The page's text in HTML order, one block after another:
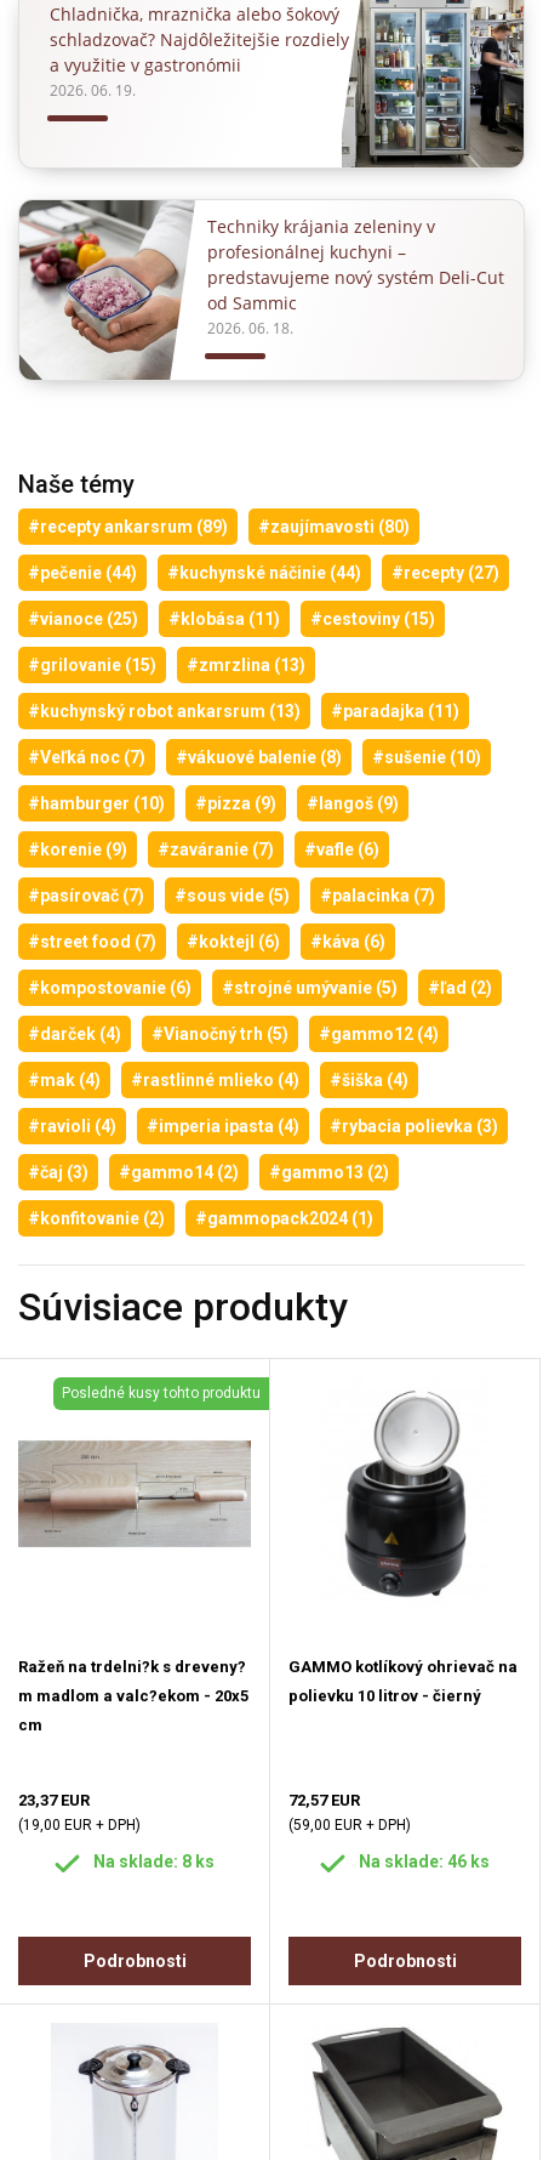
Chladnička, mraznička alebo šokový
schladzovač? Najdôležitejšie rozdiely
a využitie v gastronómii
2026. 06. 19.
Techniky krájania zeleniny v
profesionálnej kuchyni –
predstavujeme nový systém Deli-Cut
od Sammic
2026. 06. 18.
Naše témy
#recepty ankarsrum (89) #zaujímavosti (80)
#pečenie (44) #kuchynské náčinie (44) #recepty (27)
#vianoce (25) #klobása (11) #cestoviny (15)
#grilovanie (15) #zmrzlina (13)
#kuchynský robot ankarsrum (13) #paradajka (11)
#Veľká noc (7) #vákuové balenie (8) #sušenie (10)
#hamburger (10) #pizza (9) #langoš (9)
#korenie (9) #zaváranie (7) #vafle (6)
#pasírovač (7) #sous vide (5) #palacinka (7)
#street food (7) #koktejl (6) #káva (6)
#kompostovanie (6) #strojné umývanie (5) #ľad (2)
#darček (4) #Vianočný trh (5) #gammo12 (4)
#mak (4) #rastlinné mlieko (4) #šiška (4)
#ravioli (4) #imperia ipasta (4) #rybacia polievka (3)
#čaj (3) #gammo14 (2) #gammo13 (2)
#konfitovanie (2) #gammopack2024 (1)
Súvisiace produkty
Posledné kusy tohto produktu
Ražeň na trdelni?k s dreveny?
m madlom a valc?ekom - 20x5
cm
23,37 EUR
(19,00 EUR + DPH)
Na sklade: 8 ks
Podrobnosti
GAMMO kotlíkový ohrievač na
polievku 10 litrov - čierný
72,57 EUR
(59,00 EUR + DPH)
Na sklade: 46 ks
Podrobnosti